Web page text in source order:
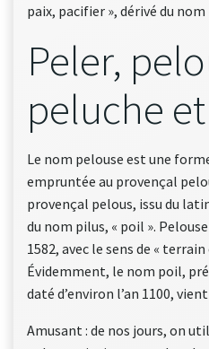
paix, pacifier », dérivé du nom
Peler,
peluche
Le nom pelouse est une
empruntée au provençal
provençal pelous, issu du
du nom pilus, « poil ».
1582, avec le sens de «
Évidemment, le nom poil,
daté d’environ l’an 1100,
Amusant : de nos jours, on